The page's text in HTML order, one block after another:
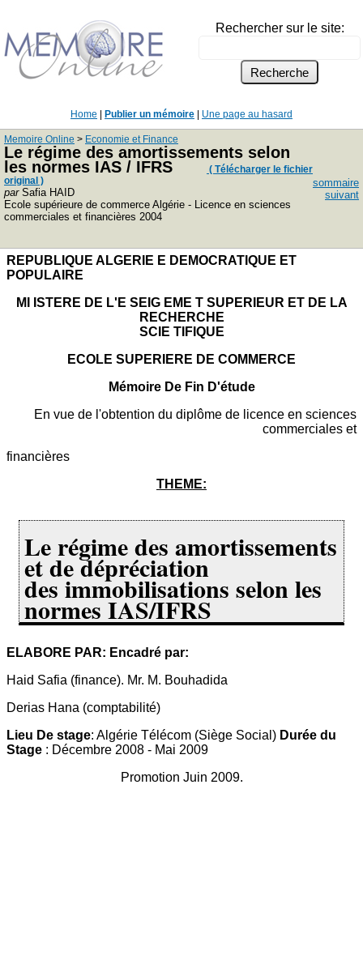
Rechercher sur le site:
Home Publier un mémoire Une page au hasard
Memoire Online > Economie et Finance
Le régime des amortissements selon
les normes IAS / IFRS
( Télécharger le fichier
original )
parSafia HAID
Ecole supérieure de commerce Algérie - Licence en sciences
commerciales et financières 2004
sommaire
suivant
REPUBLIQUE ALGERIE E DEMOCRATIQUE ET
POPULAIRE
MI ISTERE DE L'E SEIG EME T SUPERIEUR ET DE LA
RECHERCHE
SCIE TIFIQUE
ECOLE SUPERIERE DE COMMERCE
Mémoire De Fin D'étude
En vue de l'obtention du diplôme de licence en sciences
commerciales et
financières
THEME:
Le régime des amortissements
et de dépréciation
des immobilisations selon les
normes IAS/IFRS
ELABORE PAR: Encadré par:
Haid Safia (finance). Mr. M. Bouhadida
Derias Hana (comptabilité)
Lieu De stage: Algérie Télécom (Siège Social) Durée du
Stage : Décembre 2008 - Mai 2009
Promotion Juin 2009.